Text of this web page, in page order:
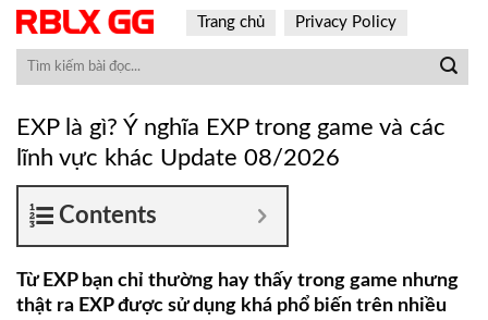
Skip
content
Trang chủ Privacy Policy
EXP là gì? Ý nghĩa EXP trong game và các
lĩnh vực khác Update 08/2026
Contents
Từ EXP bạn chỉ thường hay thấy trong game nhưng
thật ra EXP được sử dụng khá phổ biến trên nhiều